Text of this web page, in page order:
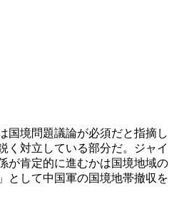
国境問題議論が必須だと指摘し
く対立している部分だ。ジャイ
が肯定的に進むかは国境地域の
として中国軍の国境地帯撤収を